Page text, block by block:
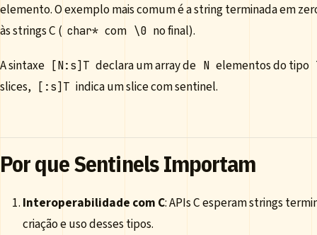
elemento. O exemplo mais comum é a string terminada em
às strings C ( char* com \0 no final).
A sintaxe
[N:s]T declara um array de N elementos do tipo
slices, [:s]T indica um slice com sentinel.
Por que Sentinels Importam
Interoperabilidade com C: APIs C esperam strings
criação e uso desses tipos.